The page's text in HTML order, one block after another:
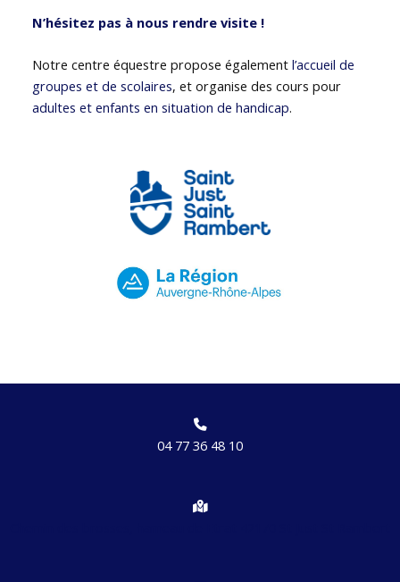
N’hésitez pas à nous rendre visite !
Notre centre équestre propose égalementl’accueil de
groupes et de scolaires, et organise des cours pour
adultes et enfants en situation de handicap.
04 77 36 48 10